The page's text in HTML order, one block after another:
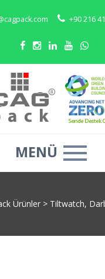
+90 216
MENÜ
Ürünler > Tiltwatch,